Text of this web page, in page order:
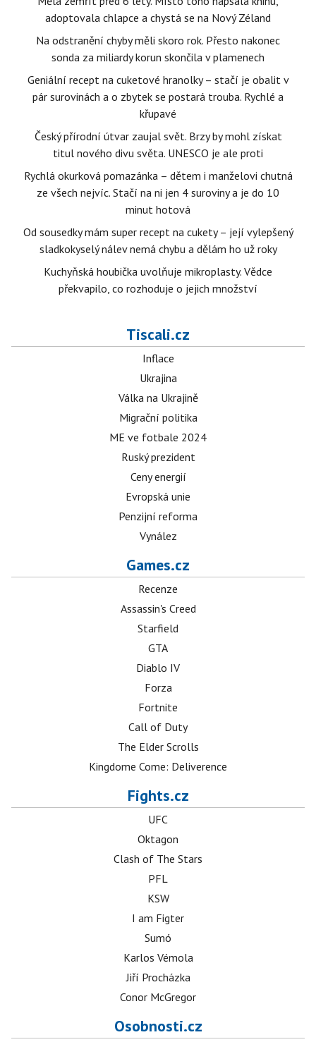
adoptovala chlapce a chystá se na Nový Zéland
Na odstranění chyby měli skoro rok. Přesto nakonec
sonda za miliardy korun skončila v plamenech
Geniální recept na cuketové hranolky – stačí je obalit v
pár surovinách a o zbytek se postará trouba. Rychlé a
křupavé
Český přírodní útvar zaujal svět. Brzy by mohl získat
titul nového divu světa. UNESCO je ale proti
Rychlá okurková pomazánka – dětem i manželovi chutná
ze všech nejvíc. Stačí na ni jen 4 suroviny a je do 10
minut hotová
Od sousedky mám super recept na cukety – její vylepšený
sladkokyselý nálev nemá chybu a dělám ho už roky
Kuchyňská houbička uvolňuje mikroplasty. Vědce
překvapilo, co rozhoduje o jejich množství
Tiscali.cz
Inflace
Ukrajina
Válka na Ukrajině
Migrační politika
ME ve fotbale 2024
Ruský prezident
Ceny energií
Evropská unie
Penzijní reforma
Vynález
Games.cz
Recenze
Assassin's Creed
Starfield
GTA
Diablo IV
Forza
Fortnite
Call of Duty
The Elder Scrolls
Kingdome Come: Deliverence
Fights.cz
UFC
Oktagon
Clash of The Stars
PFL
KSW
I am Figter
Sumó
Karlos Vémola
Jiří Procházka
Conor McGregor
Osobnosti.cz